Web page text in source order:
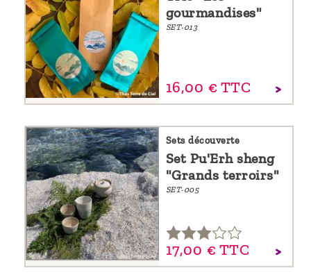
gourmandises"
SET-013
16,00 € TTC
Sets découverte
Set Pu'Erh sheng
"Grands terroirs"
SET-005
17,00 € TTC